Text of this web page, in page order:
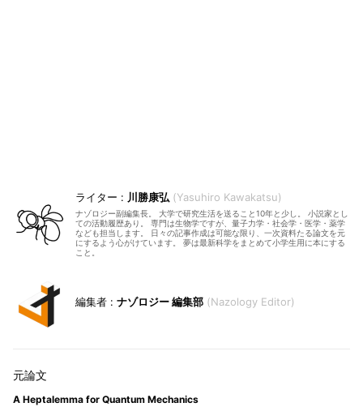
川勝康弘 Yasuhiro Kawakatsu
ナゾロジー副編集長。 大学で研究生活を送ること10年と少し。 小説家とし
ての活動履歴あり。 専門は生物学ですが、量子力学・社会学・医学・薬学
なども担当します。 日々の記事作成は可能な限り、一次資料たる論文を元
にするよう心がけています。 夢は最新科学をまとめて小学生用に本にする
こと。
ナゾロジー 編集部 Nazology Editor
A Heptalemma for Quantum Mechanics